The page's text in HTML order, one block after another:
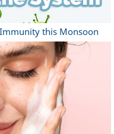
this Monsoon